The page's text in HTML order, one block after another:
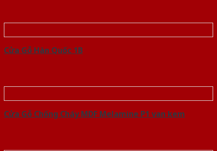
Cửa Gỗ Hàn Quốc 1B
Cửa Gỗ Chống Cháy MDF Melamine P1 van kem